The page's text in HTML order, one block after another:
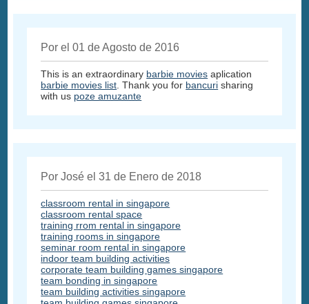
Por el 01 de Agosto de 2016
This is an extraordinary barbie movies aplication
barbie movies list . Thank you for bancuri sharing
with us poze amuzante
Por José el 31 de Enero de 2018
classroom rental in singapore
classroom rental space
training rrom rental in singapore
training rooms in singapore
seminar room rental in singapore
indoor team building activities
corporate team building games singapore
team bonding in singapore
team building activities singapore